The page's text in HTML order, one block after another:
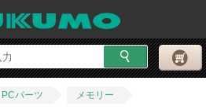
PCパーツ
メモリー